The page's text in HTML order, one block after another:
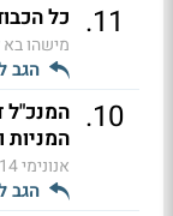
11
. כל
מישהו בא
הגב
10
. המנכ"ל
אנונימי
הגב